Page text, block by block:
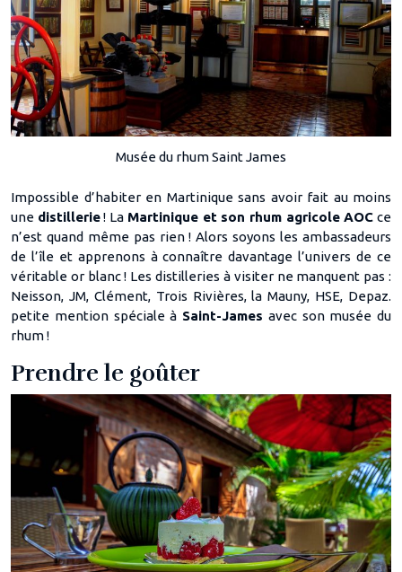
Musée du rhum Saint James
Impossible d’habiter en Martinique sans avoir fait au moins
une distillerie! La Martinique et son rhum agricole AOC ce
n’est quand même pas rien ! Alors soyons les ambassadeurs
de l’île et apprenons à connaître davantage l’univers de ce
véritable or blanc ! Les distilleries à visiter ne manquent pas :
Neisson, JM, Clément, Trois Rivières, la Mauny, HSE, Depaz.
petite mention spéciale à Saint-James avec son musée du
rhum !
Prendre le goûter